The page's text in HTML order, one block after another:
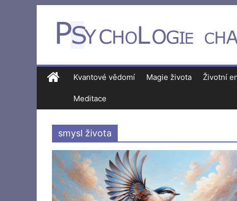
Kvantové vědomí Magie života Životní
Meditace
smysl života